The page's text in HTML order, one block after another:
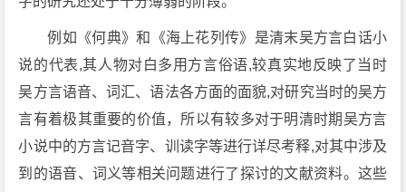
例如《何典》和《海上花列传》是清末吴方言白话小
说的代表,其人物对白多用方言俗语,较真实地反映了当时
吴方言语音、词汇、语法各方面的面貌,对研究当时的吴方
言有着极其重要的价值，所以有较多对于明清时期吴方言
小说中的方言记音字、训读字等进行详尽考释,对其中涉及
到的语音、词义等相关问题进行了探讨的文献资料。这些